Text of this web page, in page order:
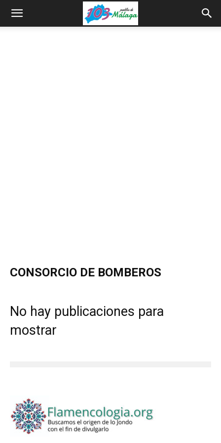
CONSORCIO DE BOMBEROS
No hay publicaciones para
mostrar